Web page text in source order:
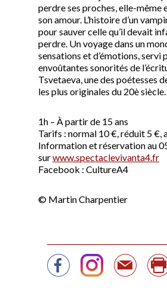
perdre ses proches, elle-même
son amour. L’histoire d’un
pour sauver celle qu’il devait
perdre. Un voyage dans un
sensations et d’émotions, servi
envoûtantes sonorités de
Tsvetaeva, une des poétesses
les plus originales du 20è siècle.
1h – À partir de 15 ans
Tarifs : normal 10 €, réduit 5 €,
Information et réservation au
surwww.spectaclevivanta4.fr
Facebook : CultureA4
© Martin Charpentier